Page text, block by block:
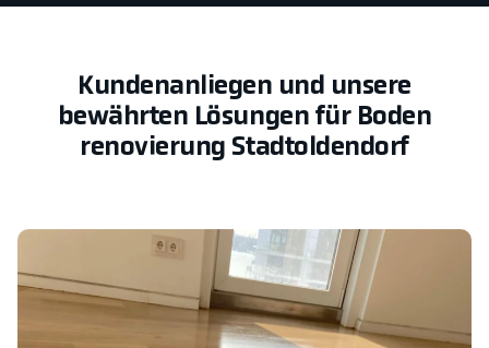
Kundenanliegen und unsere
bewährten Lösungen für Boden
renovierung Stadtoldendorf